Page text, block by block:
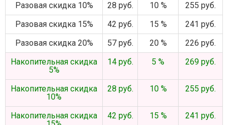
Разовая скидка 10%
28 руб. 10 %
255 руб.
Разовая скидка 15%
42 руб. 15 %
241 руб.
Разовая скидка 20%
57 руб. 20 %
226 руб.
Накопительная скидка
5%
14 руб. 5 % 269 руб.
Накопительная скидка
10%
28 руб. 10 % 255 руб.
Накопительная скидка
42 руб. 15 % 241 руб.